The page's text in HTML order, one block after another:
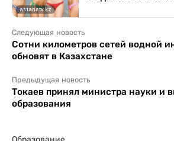
Следующая новость
Сотни километров сетей водной
обновят в Казахстане
Предыдущая новость
Токаев принял министра науки и
образования